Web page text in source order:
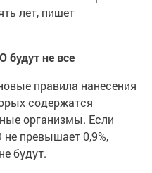
лет, пишет
будут не все
правила нанесения
содержатся
организмы. Если
превышает 0,9%,
будут.